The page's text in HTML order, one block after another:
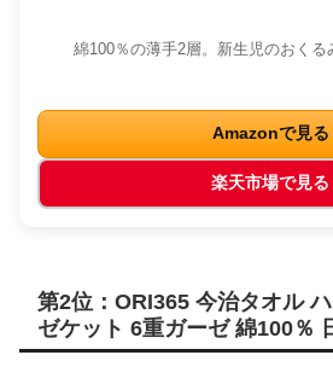
綿100％の薄手2層。新生児のおくる
Amazonで見る
楽天市場で見る
第2位：ORI365 今治タオル
ゼケット 6重ガーゼ 綿100％